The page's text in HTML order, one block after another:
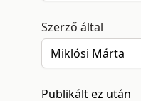
Szerző által
Publikált ez után